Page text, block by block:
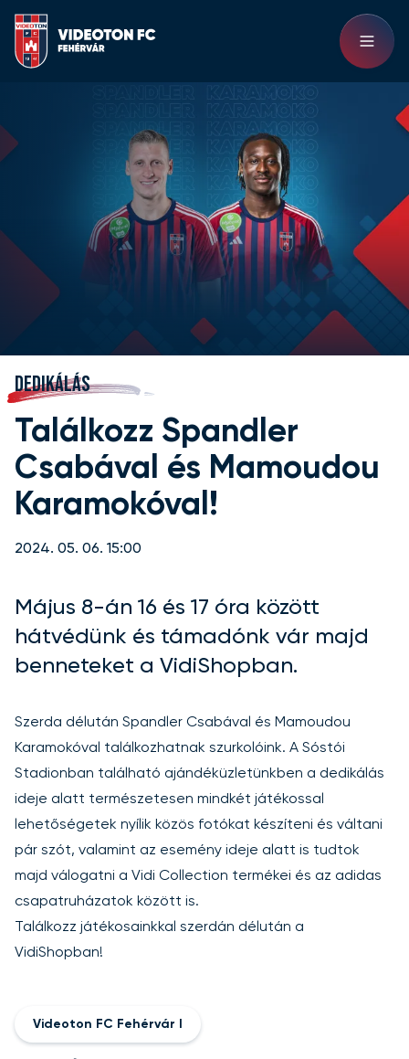
DEDIKÁLÁS
Találkozz Spandler
Csabával és Mamoudou
Karamokóval!
2024. 05. 06. 15:00
Május 8-án 16 és 17 óra között
hátvédünk és támadónk vár majd
benneteket a VidiShopban.
Szerda délután Spandler Csabával és Mamoudou
Karamokóval találkozhatnak szurkolóink. A Sóstói
Stadionban található ajándéküzletünkben a dedikálás
ideje alatt természetesen mindkét játékossal
lehetőségetek nyílik közös fotókat készíteni és váltani
pár szót, valamint az esemény ideje alatt is tudtok
majd válogatni a Vidi Collection termékei és az adidas
csapatruházatok között is.
Találkozz játékosainkkal szerdán délután a
VidiShopban!
Videoton FC Fehérvár I